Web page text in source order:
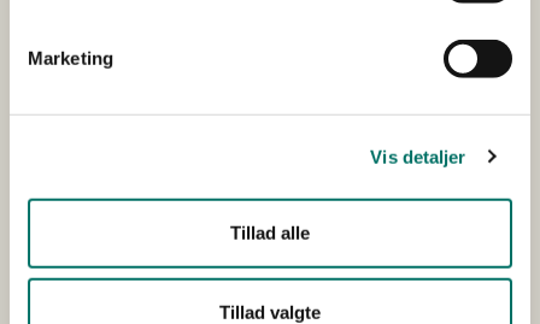
Marketing
Vis detaljer
Tillad alle
Tillad valgte
Projektets mål er at verificere Re-Match sortering af
udslidte kunstgræsbaner mht. renligheden af de
Smart udnyttelse af
genanvendelige tekstiler